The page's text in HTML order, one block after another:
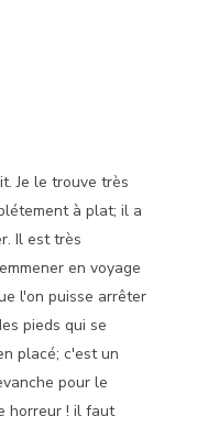
Je le trouve très
à plat; il a
Il est très
en voyage
l'on puisse arrêter
pieds qui se
placé; c'est un
pour le
horreur ! il faut